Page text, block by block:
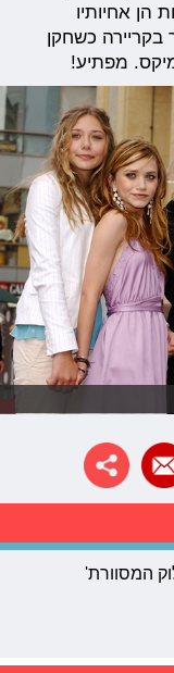
הן אחיותיו
בקריירה כשחקן
מפתיע!
המסוורת'